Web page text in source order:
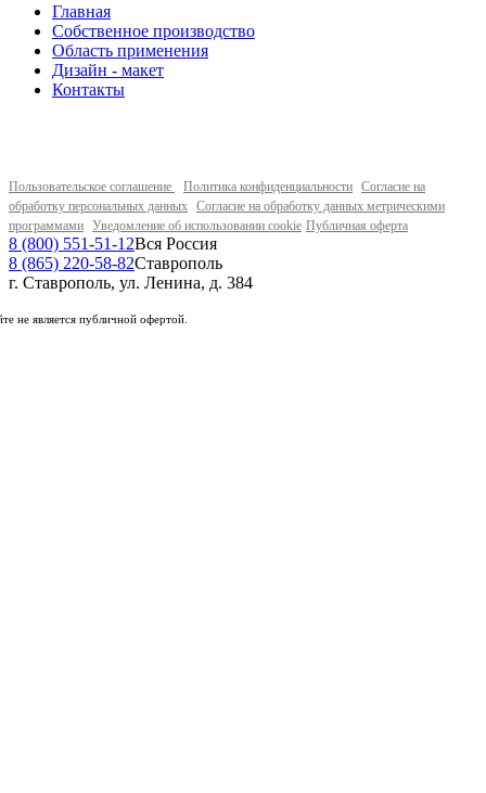
Главная
Собственное производство
Область применения
Дизайн - макет
Контакты
Пользовательское соглашение Политика конфиденциальности Согласие на
обработку персональных данных Согласие на обработку данных метрическими
программами Уведомление об использовании cookie Публичная оферта
8 (800) 551-51-12Вся Россия
8 (865) 220-58-82Ставрополь
г. Ставрополь, ул. Ленина, д. 384
не является публичной офертой.